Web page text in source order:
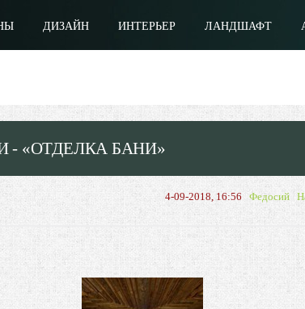
ДИЗАЙН ИНТЕРЬЕР ЛАНДШАФТ
- «ОТДЕЛКА БАНИ»
4-09-2018, 16:56 Федосий